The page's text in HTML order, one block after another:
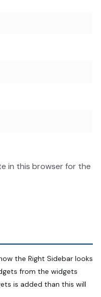
in this browser for the
the Right Sidebar looks
from the widgets
is added than this will